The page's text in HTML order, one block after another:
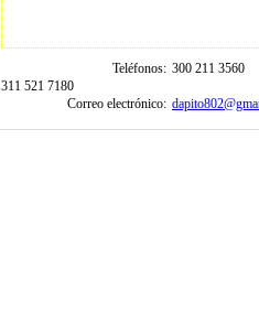
Teléfonos 300 211 3560
311 521 7180
Correo electrónico